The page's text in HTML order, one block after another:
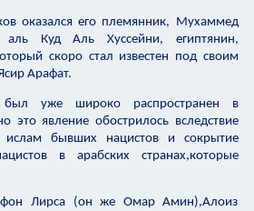
оказался его племянник, Мухаммед
Куд Аль Хуссейни, египтянин,
скоро стал известен под своим
Арафат.
был уже широко распространен в
это явление обострилось вследствие
ислам бывших нацистов и сокрытие
в арабских странах,которые
фон Лирса (он же Омар Амин),Алоиз